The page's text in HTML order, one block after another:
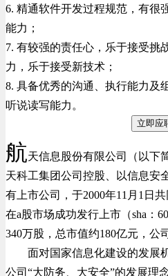
6. 精通软件开发过程规范，有很
能力；
7. 有较强的责任心，乐于接受挑
力，乐于接受新技术；
8. 具备优秀的沟通、执行能力及
听说读写能力。
立即应
航天信息股份有限公司（以下
天科工集团公司控股、以信息安
有上市公司，于2000年11月1日
在a股市场成功发行上市（sha：
340万股，总市值约180亿元，公
面对国家信息化建设的发展机
公司“大防务、大安全”的发展理